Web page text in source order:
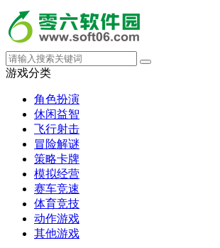
游戏分类
角色扮演
休闲益智
飞行射击
冒险解谜
策略卡牌
模拟经营
赛车竞速
体育竞技
动作游戏
其他游戏